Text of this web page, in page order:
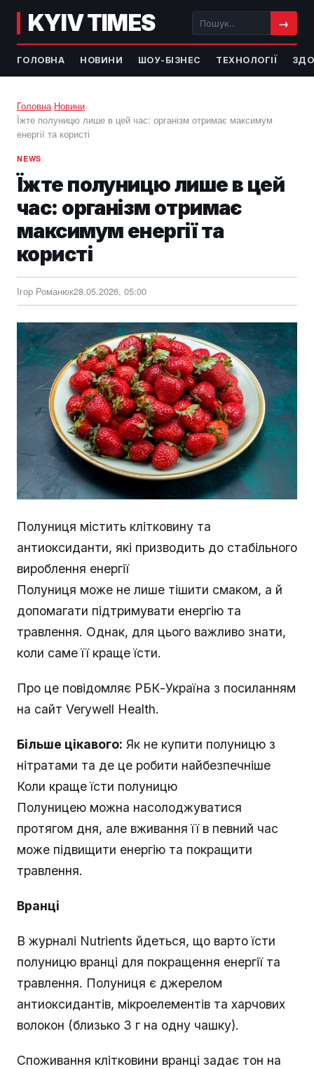
KYIV TIMES →
ГОЛОВНА НОВИНИ ШОУ-БІЗНЕС ТЕХНОЛОГІЇ
Головна›Новини›
Їжте полуницю лише в цей час: організм отримає максимум
енергії та користі
NEWS
Їжте полуницю лише в цей
час: організм отримає
максимум енергії та
користі
Ігор Романюк28.05.2026, 05:00
Полуниця містить клітковину та
антиоксиданти, які призводить до стабільного
вироблення енергії
Полуниця може не лише тішити смаком, а й
допомагати підтримувати енергію та
травлення. Однак, для цього важливо знати,
коли саме її краще їсти.
Про це повідомляє РБК-Україна з посиланням
на сайт Verywell Нealth.
Більше цікавого: Як не купити полуницю з
нітратами та де це робити найбезпечніше
Коли краще їсти полуницю
Полуницею можна насолоджуватися
протягом дня, але вживання її в певний час
може підвищити енергію та покращити
травлення.
Вранці
В журналі Nutrients йдеться, що варто їсти
полуницю вранці для покращення енергії та
травлення. Полуниця є джерелом
антиоксидантів, мікроелементів та харчових
волокон (близько 3 г на одну чашку).
Споживання клітковини вранці задає тон на